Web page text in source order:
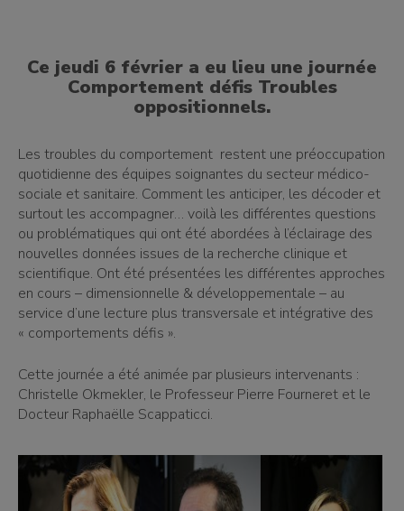
Ce jeudi 6 février a eu lieu une journée
Comportement défis Troubles
oppositionnels.
Les troubles du comportement restent une préoccupation
quotidienne des équipes soignantes du secteur médico-
sociale et sanitaire. Comment les anticiper, les décoder et
surtout les accompagner… voilà les différentes questions
ou problématiques qui ont été abordées à l’éclairage des
nouvelles données issues de la recherche clinique et
scientifique. Ont été présentées les différentes approches
en cours – dimensionnelle & développementale – au
service d’une lecture plus transversale et intégrative des
« comportements défis ».
Cette journée a été animée par plusieurs intervenants :
Christelle Okmekler, le Professeur Pierre Fourneret et le
Docteur Raphaëlle Scappaticci.